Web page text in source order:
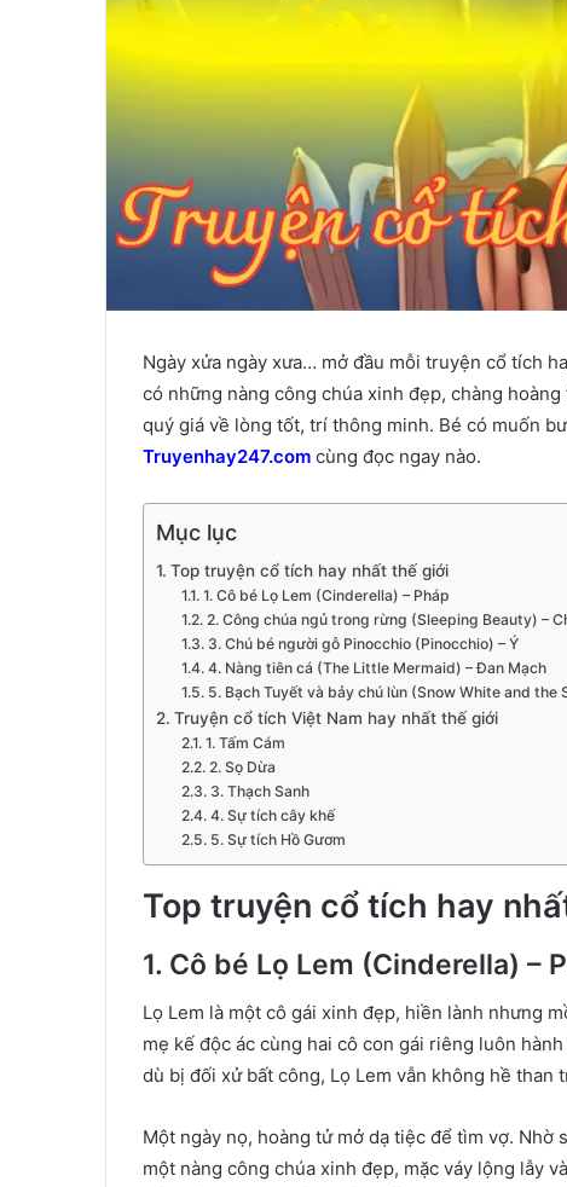
Ngày xửa ngày xưa… mở đầu mỗi truyện cổ tích
có những nàng công chúa xinh đẹp, chàng
quý giá về lòng tốt, trí thông minh. Bé có muốn
Truyenhay247.com cùng đọc ngay nào.
Mục lục
Top truyện cổ tích hay nhất thế giới
1. Cô bé Lọ Lem (Cinderella) – Pháp
2. Công chúa ngủ trong rừng (Sleeping Beauty) –
3. Chú bé người gỗ Pinocchio (Pinocchio) – Ý
4. Nàng tiên cá (The Little Mermaid) – Đan Mạch
5. Bạch Tuyết và bảy chú lùn (Snow White and the
Truyện cổ tích Việt Nam hay nhất thế giới
1. Tấm Cám
2. Sọ Dừa
3. Thạch Sanh
4. Sự tích cây khế
5. Sự tích Hồ Gươm
Top truyện cổ tích hay
1. Cô bé Lọ Lem (Cinderella) –
Lọ Lem là một cô gái xinh đẹp, hiền lành nhưng
mẹ kế độc ác cùng hai cô con gái riêng luôn
dù bị đối xử bất công, Lọ Lem vẫn không hề
Một ngày nọ, hoàng tử mở dạ tiệc để tìm vợ. Nhờ
một nàng công chúa xinh đẹp, mặc váy lộng lẫy